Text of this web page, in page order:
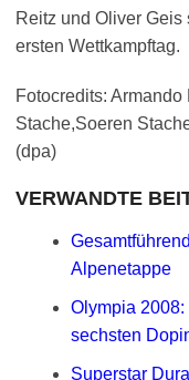
Reitz und Oliver Geis
ersten Wettkampftag.
Fotocredits:
Stache,Soeren
(dpa)
VERWANDTE
Alpenetappe
Olympia
sechsten
Superstar